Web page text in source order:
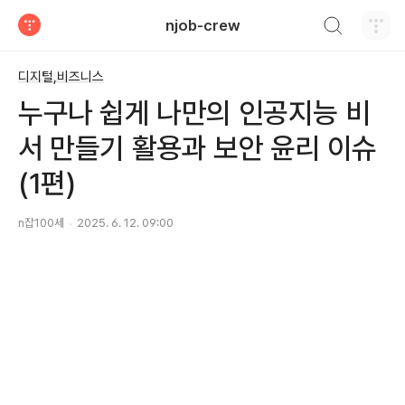
njob-crew
디지털,비즈니스
누구나 쉽게 나만의 인공지능 비
서 만들기 활용과 보안 윤리 이슈
(1편)
n잡100세 2025. 6. 12. 09:00